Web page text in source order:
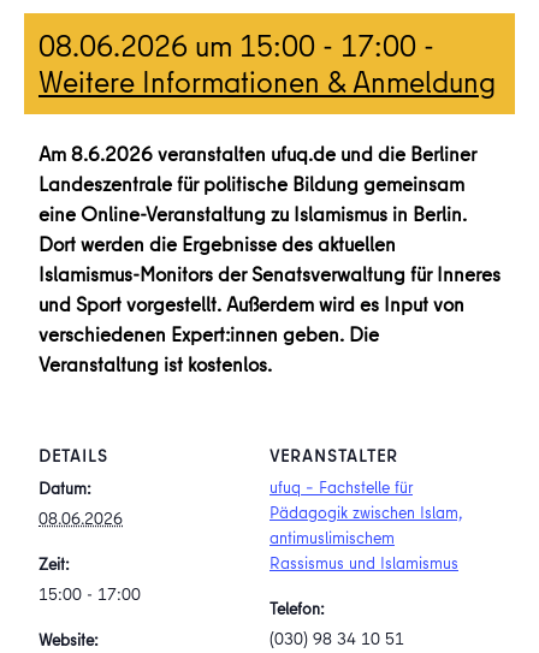
08.06.2026 um 15:00 - 17:00 -
Weitere Informationen & Anmeldung
Am 8.6.2026 veranstalten ufuq.de und die Berliner
Landeszentrale für politische Bildung gemeinsam
eine Online-Veranstaltung zu Islamismus in Berlin.
Dort werden die Ergebnisse des aktuellen
Islamismus-Monitors der Senatsverwaltung für Inneres
und Sport vorgestellt. Außerdem wird es Input von
verschiedenen Expert:innen geben. Die
Veranstaltung ist kostenlos.
DETAILS
Datum:
08.06.2026
Zeit:
15:00 - 17:00
Website:
VERANSTALTER
ufuq – Fachstelle für
Pädagogik zwischen Islam,
antimuslimischem
Rassismus und Islamismus
Telefon:
(030) 98 34 10 51